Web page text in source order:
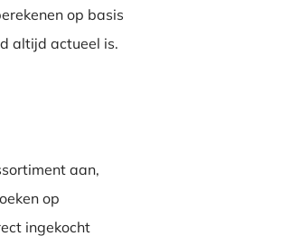
op basis
altijd actueel is.
aan,
op
ingekocht